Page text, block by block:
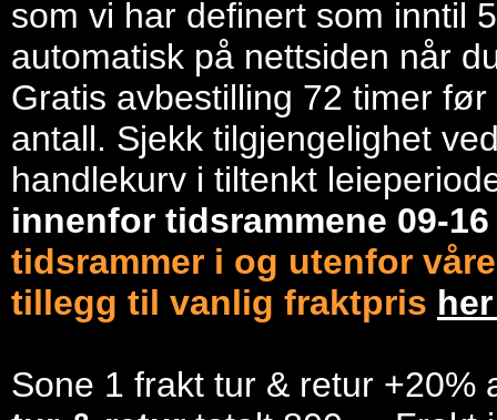
som vi har definert som inntil
automatisk på nettsiden når
Gratis avbestilling 72 timer
antall. Sjekk tilgjengelighet
handlekurv i tiltenkt
innenfor tidsrammene 09-
tidsrammer i og utenfor
tillegg til vanlig fraktpris
Sone 1 frakt tur & retur +20%